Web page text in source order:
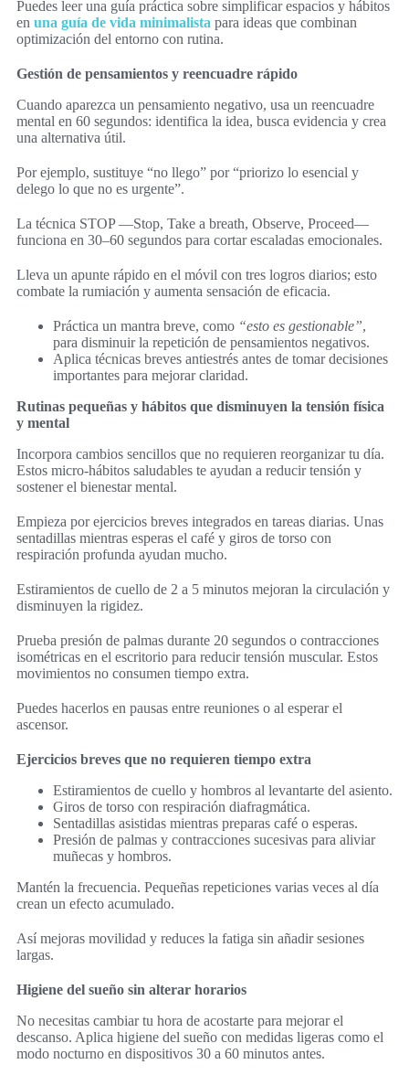
Puedes leer una guía práctica sobre simplificar espacios y hábitos
en una guía de vida minimalista para ideas que combinan
optimización del entorno con rutina.
Gestión de pensamientos y reencuadre rápido
Cuando aparezca un pensamiento negativo, usa un reencuadre
mental en 60 segundos: identifica la idea, busca evidencia y crea
una alternativa útil.
Por ejemplo, sustituye “no llego” por “priorizo lo esencial y
delego lo que no es urgente”.
La técnica STOP —Stop, Take a breath, Observe, Proceed—
funciona en 30–60 segundos para cortar escaladas emocionales.
Lleva un apunte rápido en el móvil con tres logros diarios; esto
combate la rumiación y aumenta sensación de eficacia.
Práctica un mantra breve, como “esto es gestionable”,
para disminuir la repetición de pensamientos negativos.
Aplica técnicas breves antiestrés antes de tomar decisiones
importantes para mejorar claridad.
Rutinas pequeñas y hábitos que disminuyen la tensión física
y mental
Incorpora cambios sencillos que no requieren reorganizar tu día.
Estos micro-hábitos saludables te ayudan a reducir tensión y
sostener el bienestar mental.
Empieza por ejercicios breves integrados en tareas diarias. Unas
sentadillas mientras esperas el café y giros de torso con
respiración profunda ayudan mucho.
Estiramientos de cuello de 2 a 5 minutos mejoran la circulación y
disminuyen la rigidez.
Prueba presión de palmas durante 20 segundos o contracciones
isométricas en el escritorio para reducir tensión muscular. Estos
movimientos no consumen tiempo extra.
Puedes hacerlos en pausas entre reuniones o al esperar el
ascensor.
Ejercicios breves que no requieren tiempo extra
Estiramientos de cuello y hombros al levantarte del asiento.
Giros de torso con respiración diafragmática.
Sentadillas asistidas mientras preparas café o esperas.
Presión de palmas y contracciones sucesivas para aliviar
muñecas y hombros.
Mantén la frecuencia. Pequeñas repeticiones varias veces al día
crean un efecto acumulado.
Así mejoras movilidad y reduces la fatiga sin añadir sesiones
largas.
Higiene del sueño sin alterar horarios
No necesitas cambiar tu hora de acostarte para mejorar el
descanso. Aplica higiene del sueño con medidas ligeras como el
modo nocturno en dispositivos 30 a 60 minutos antes.